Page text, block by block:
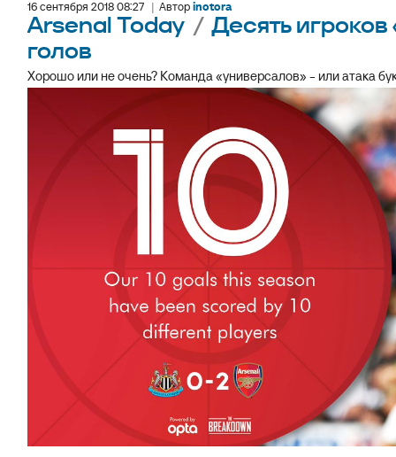
16 сентября 2018 08:27 | Авторinotora
Arsenal Today / Десять игроков
голов
Хорошо или не очень? Команда «универсалов» - или атака